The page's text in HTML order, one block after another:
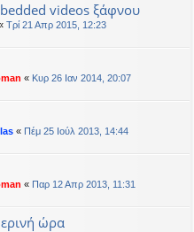
videos ξάφνου
Τρί 21 Απρ 2015, 12:23
« Κυρ 26 Ιαν 2014, 20:07
« Πέμ 25 Ιούλ 2013, 14:44
« Παρ 12 Απρ 2013, 11:31
ώρα